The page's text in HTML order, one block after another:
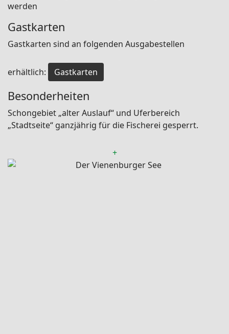
werden
Gastkarten
Gastkarten sind an folgenden Ausgabestellen
erhältlich: Gastkarten
Besonderheiten
Schongebiet „alter Auslauf“ und Uferbereich
„Stadtseite“ ganzjährig für die Fischerei gesperrt.
+